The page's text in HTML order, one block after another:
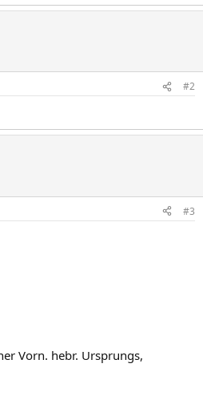
#2
#3
Vorn. hebr. Ursprungs,